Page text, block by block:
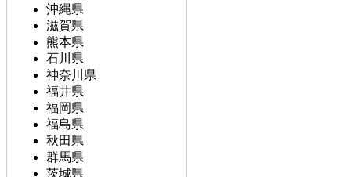
沖縄県
滋賀県
熊本県
石川県
神奈川県
福井県
福岡県
福島県
秋田県
群馬県
茨城県